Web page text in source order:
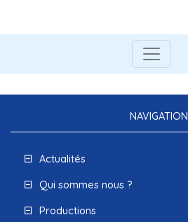
NAVIGATION
Actualités
Qui sommes nous ?
Productions